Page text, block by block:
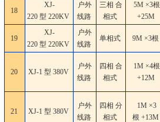
18
XJ-
220 型 220KV
户外
线路
三相 合
相式
5M ×3根
+25M
19
XJ-
220 型 220KV
户外
线路
单相式 9M ×3根
20 XJ-1 型 380V
户外
线路
四相 合
相式
1M ×4根
+12M
21 XJ-1 型 380V
户外
线路
四相 分
相式
1M ×3
根 +13M